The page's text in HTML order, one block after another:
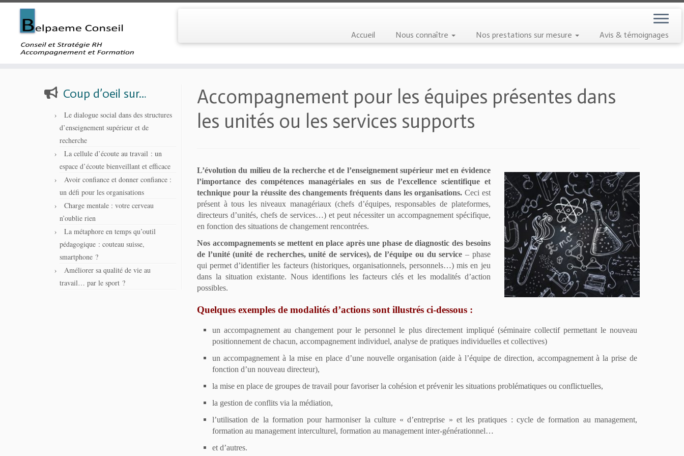
Accueil Nous connaître Nos prestations sur mesure Avis & témoignages
Coup d’oeil sur…
Le dialogue social dans des structures
d’enseignement supérieur et de
recherche
La cellule d’écoute au travail : un
espace d’écoute bienveillant et efficace
Avoir confiance et donner confiance :
un défi pour les organisations
Charge mentale : votre cerveau
n’oublie rien
La métaphore en temps qu’outil
pédagogique : couteau suisse,
smartphone ?
Améliorer sa qualité de vie au
travail… par le sport ?
Accompagnement pour les équipes présentes dans
les unités ou les services supports
L’évolution du milieu de la recherche et de l’enseignement supérieur met en évidence
l’importance des compétences managériales en sus de l’excellence scientifique et
technique pour la réussite des changements fréquents dans les organisations. Ceci est
présent à tous les niveaux managériaux (chefs d’équipes, responsables de plateformes,
directeurs d’unités, chefs de services…) et peut nécessiter un accompagnement spécifique,
en fonction des situations de changement rencontrées.
Nos accompagnements se mettent en place après une phase de diagnostic des besoins
de l’unité (unité de recherches, unité de services), de l’équipe ou du service – phase
qui permet d’identifier les facteurs (historiques, organisationnels, personnels…) mis en jeu
dans la situation existante. Nous identifions les facteurs clés et les modalités d’action
possibles.
Quelques exemples de modalités d’actions sont illustrés ci-dessous :
un accompagnement au changement pour le personnel le plus directement impliqué (séminaire collectif permettant le nouveau
positionnement de chacun, accompagnement individuel, analyse de pratiques individuelles et collectives)
un accompagnement à la mise en place d’une nouvelle organisation (aide à l’équipe de direction, accompagnement à la prise de
fonction d’un nouveau directeur),
la mise en place de groupes de travail pour favoriser la cohésion et prévenir les situations problématiques ou conflictuelles,
la gestion de conflits via la médiation,
l’utilisation de la formation pour harmoniser la culture « d’entreprise » et les pratiques : cycle de formation au management,
formation au management interculturel, formation au management inter-générationnel…
et d’autres.